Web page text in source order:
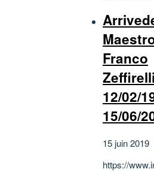
Franco
12/02/
15/06/
15 juin 2019
https://